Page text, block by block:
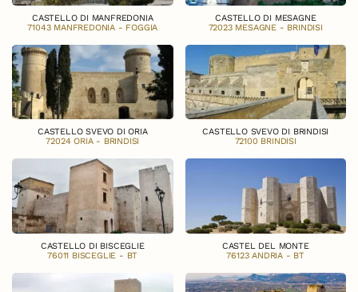
CASTELLO DI MANFREDONIA
71043 MANFREDONIA - FOGGIA
CASTELLO DI MESAGNE
72023 MESAGNE - BRINDISI
CASTELLO SVEVO DI ORIA
72024 ORIA - BRINDISI
CASTELLO SVEVO DI BRINDISI
72100 BRINDISI
CASTELLO DI BISCEGLIE
76011 BISCEGLIE - BT
CASTEL DEL MONTE
76123 ANDRIA - BT